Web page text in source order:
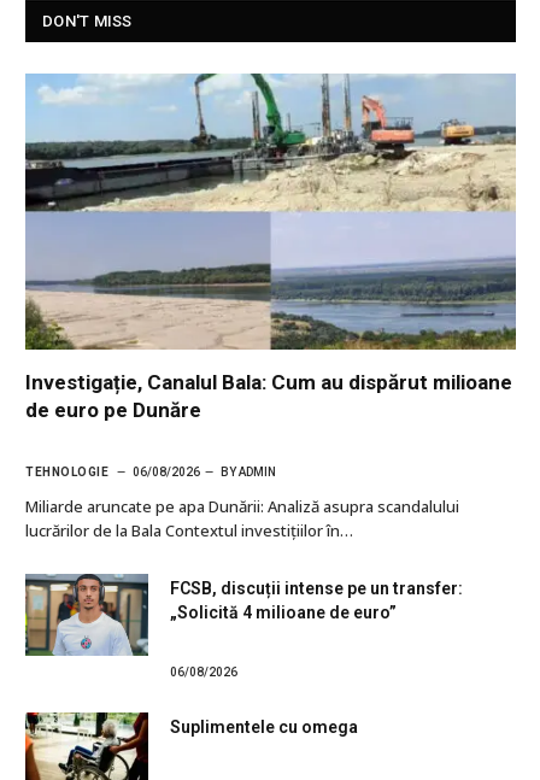
DON'T MISS
Investigație, Canalul Bala: Cum au dispărut milioane
de euro pe Dunăre
TEHNOLOGIE 06/08/2026 BYADMIN
Miliarde aruncate pe apa Dunării: Analiză asupra scandalului
lucrărilor de la Bala Contextul investițiilor în…
FCSB, discuții intense pe un transfer:
„Solicită 4 milioane de euro”
06/08/2026
Suplimentele cu omega